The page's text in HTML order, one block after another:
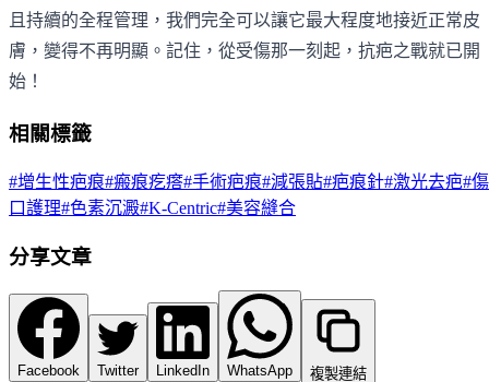
且持續的全程管理，我們完全可以讓它最大程度地接近正常皮
膚，變得不再明顯。記住，從受傷那一刻起，抗疤之戰就已開
始！
相關標籤
#增生性疤痕#瘢痕疙瘩#手術疤痕#減張貼#疤痕針#激光去疤#傷
口護理#色素沉澱#K-Centric#美容縫合
分享文章
Facebook Twitter LinkedIn WhatsApp 複製連結